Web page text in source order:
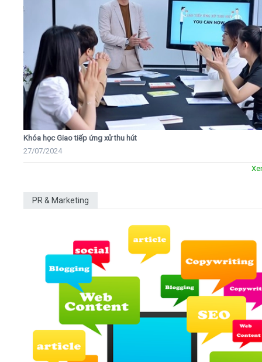
Khóa học Giao tiếp ứng xử thu hút
27/07/2024
PR & Marketing